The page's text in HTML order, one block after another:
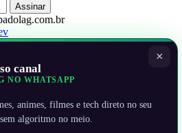
Assinar
×
canal
NO WHATSAPP
animes, filmes e tech direto no seu
algoritmo no meio.